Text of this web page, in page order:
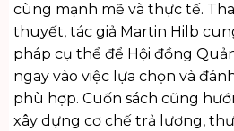
cùng mạnh mẽ và thực tế.
thuyết, tác giả Martin Hilb
pháp cụ thể để Hội đồng
ngay vào việc lựa chọn và
phù hợp. Cuốn sách cũng
xây dựng cơ chế trả lương,